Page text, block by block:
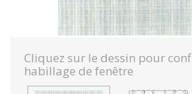
Cliquez sur le dessin pour
habillage de fenêtre